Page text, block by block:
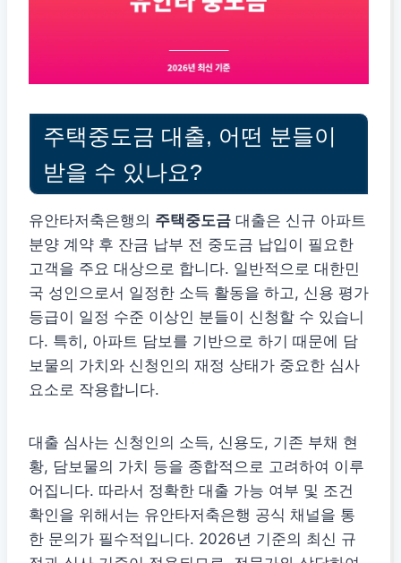
주택중도금 대출, 어떤 분들이
받을 수 있나요?
유안타저축은행의 주택중도금 대출은 신규 아파트
분양 계약 후 잔금 납부 전 중도금 납입이 필요한
고객을 주요 대상으로 합니다. 일반적으로 대한민
국 성인으로서 일정한 소득 활동을 하고, 신용 평가
등급이 일정 수준 이상인 분들이 신청할 수 있습니
다. 특히, 아파트 담보를 기반으로 하기 때문에 담
보물의 가치와 신청인의 재정 상태가 중요한 심사
요소로 작용합니다.
대출 심사는 신청인의 소득, 신용도, 기존 부채 현
황, 담보물의 가치 등을 종합적으로 고려하여 이루
어집니다. 따라서 정확한 대출 가능 여부 및 조건
확인을 위해서는 유안타저축은행 공식 채널을 통
한 문의가 필수적입니다. 2026년 기준의 최신 규